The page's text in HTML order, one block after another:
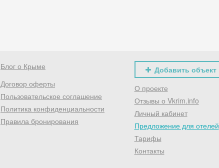
Блог о Крыме
Договор оферты
Пользовательское соглашение
Политика конфиденциальности
Правила бронирования
Добавить объект
О проекте
Отзывы о Vkrim.info
Личный кабинет
Предложение для отелей
Тарифы
Контакты